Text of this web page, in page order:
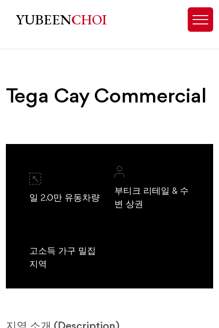
Tega Cay, SC Homes for Sale -
YUBEENCHOI
Tega Cay Commercial
일 2.0만 유동차량
부티크 리테일 & 수
변 상권
고소득 가구 밀집
지역